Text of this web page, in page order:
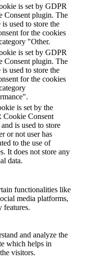
is set by GDPR
Consent plugin. The
used to store the
for the cookies
"Other.
is set by GDPR
Consent plugin. The
used to store the
for the cookies
is set by the
Cookie Consent
is used to store
or not user has
to the use of
It does not store any
data.
functionalities like
media platforms,
features.
and analyze the
which helps in
visitors.